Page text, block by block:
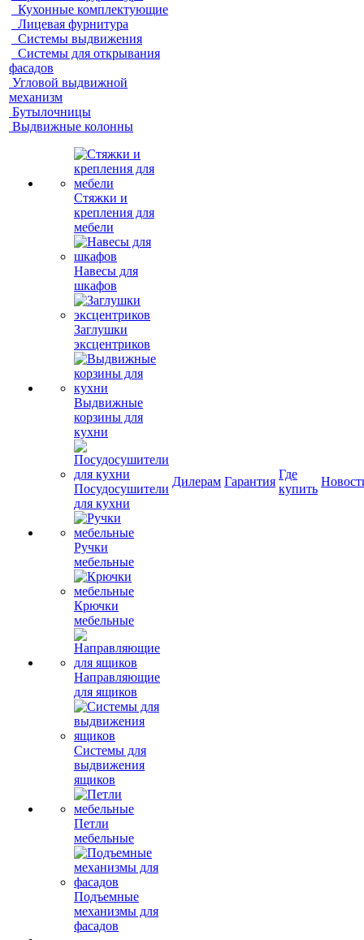
Кухонные комплектующие
Лицевая фурнитура
Системы выдвижения
Системы для открывания
фасадов
Угловой выдвижной
механизм
Бутылочницы
Выдвижные колонны
Стяжки и
крепления для
мебели
Навесы для
шкафов
Заглушки
эксцентриков
Выдвижные
корзины для
кухни
Посудосушители
для кухни
Ручки
мебельные
Крючки
мебельные
Направляющие
для ящиков
Системы для
выдвижения
ящиков
Петли
мебельные
Подъемные
механизмы для
фасадов
Дилерам Гарантия
Где
купить